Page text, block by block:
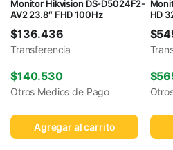
Monitor Hikvision DS-D5024F2-
AV2 23.8″ FHD 100Hz
$136.436
Transferencia
$140.530
Otros Medios de Pago
Agregar al carrito
HD
$
$